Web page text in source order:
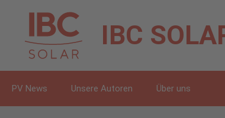
springen
IBC
PV News Unsere Autoren Über uns